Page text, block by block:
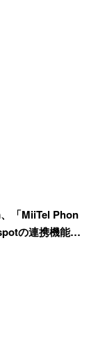
「MiiTel Phon
の連携機能…